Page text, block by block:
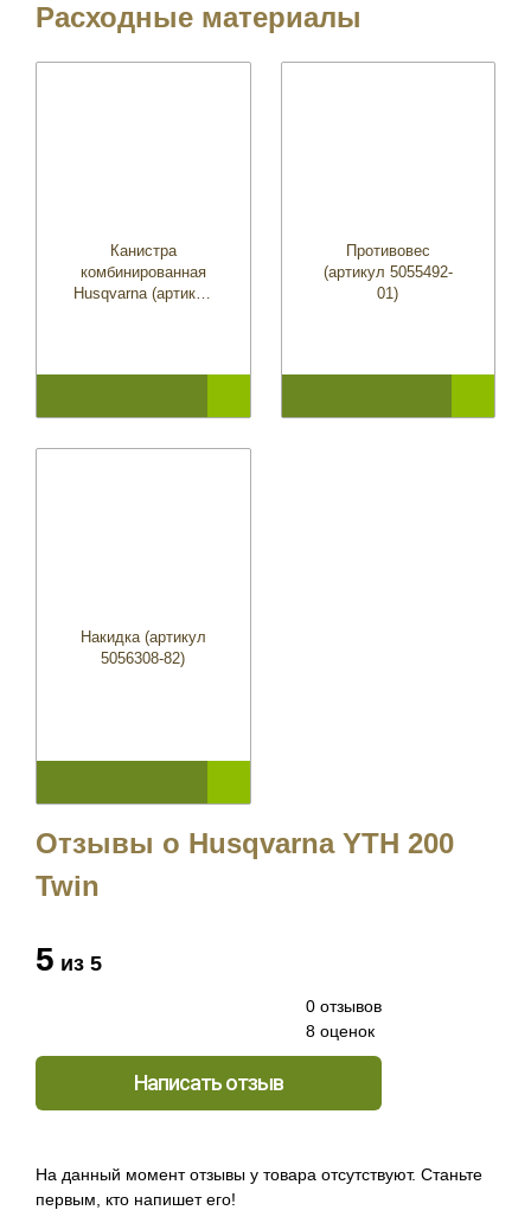
Расходные материалы
Канистра
комбинированная
Husqvarna (артикул
Противовес
(артикул 5055492-
01)
Накидка (артикул
5056308-82)
Отзывы о Husqvarna YTH 200
Twin
5 из 5
0 отзывов
8 оценок
Написать отзыв
На данный момент отзывы у товара отсутствуют. Станьте
первым, кто напишет его!